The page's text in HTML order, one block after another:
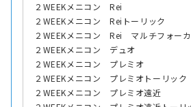
２WEEKメニコン Rei
２WEEKメニコン Reiトーリック
２WEEKメニコン Rei マルチフォー
２WEEKメニコン デュオ
２WEEKメニコン プレミオ
２WEEKメニコン プレミオトーリック
２WEEKメニコン プレミオ遠近